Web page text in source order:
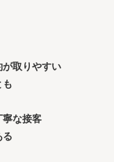
が取りやすい
も
寧な接客
る